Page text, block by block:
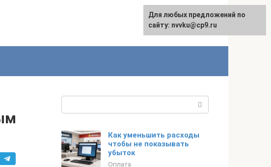
English
Как уменьшить расходы
чтобы не показывать
убыток
Оплата
Для любых предложений по
сайту: nvvku@cp9.ru